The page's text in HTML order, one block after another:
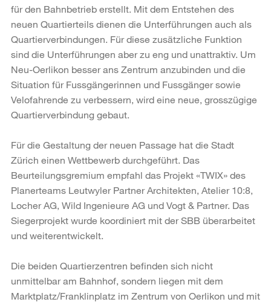
für den Bahnbetrieb erstellt. Mit dem Entstehen des
neuen Quartierteils dienen die Unterführungen auch als
Quartierverbindungen. Für diese zusätzliche Funktion
sind die Unterführungen aber zu eng und unattraktiv. Um
Neu-Oerlikon besser ans Zentrum anzubinden und die
Situation für Fussgängerinnen und Fussgänger sowie
Velofahrende zu verbessern, wird eine neue, grosszügige
Quartierverbindung gebaut.
Für die Gestaltung der neuen Passage hat die Stadt
Zürich einen Wettbewerb durchgeführt. Das
Beurteilungsgremium empfahl das Projekt «TWIX» des
Planerteams Leutwyler Partner Architekten, Atelier 10:8,
Locher AG, Wild Ingenieure AG und Vogt & Partner. Das
Siegerprojekt wurde koordiniert mit der SBB überarbeitet
und weiterentwickelt.
Die beiden Quartierzentren befinden sich nicht
unmittelbar am Bahnhof, sondern liegen mit dem
Marktplatz/Franklinplatz im Zentrum von Oerlikon und mit